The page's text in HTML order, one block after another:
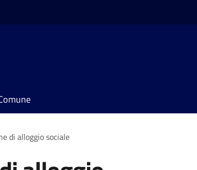
di alloggio sociale